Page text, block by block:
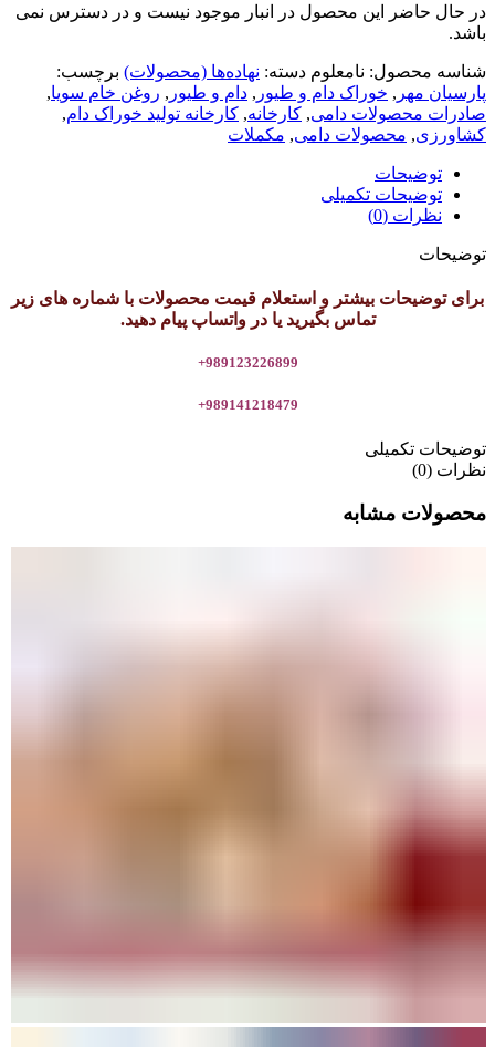
در حال حاضر این محصول در انبار موجود نیست و در دسترس نمی
باشد.
شناسه محصول: نامعلوم دسته: نهاده‌ها (محصولات) برچسب:
پارسیان مهر , خوراک دام و طیور , دام و طیور , روغن خام سویا,
صادرات محصولات دامی, کارخانه, کارخانه تولید خوراک دام,
کشاورزی, محصولات دامی, مکملات
توضیحات
توضیحات تکمیلی
نظرات (0)
توضیحات
برای توضیحات بیشتر و استعلام قیمت محصولات با شماره های زیر
تماس بگیرید یا در واتساپ پیام دهید.
989123226899+
989141218479+
توضیحات تکمیلی
نظرات (0)
محصولات مشابه